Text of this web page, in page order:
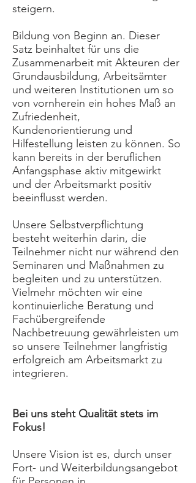
steigern.
Bildung von Beginn an. Dieser
Satz beinhaltet für uns die
Zusammenarbeit mit Akteuren der
Grundausbildung, Arbeitsämter
und weiteren Institutionen um so
von vornherein ein hohes Maß an
Zufriedenheit,
Kundenorientierung und
Hilfestellung leisten zu können. So
kann bereits in der beruflichen
Anfangsphase aktiv mitgewirkt
und der Arbeitsmarkt positiv
beeinflusst werden.
Unsere Selbstverpflichtung
besteht weiterhin darin, die
Teilnehmer nicht nur während den
Seminaren und Maßnahmen zu
begleiten und zu unterstützen.
Vielmehr möchten wir eine
kontinuierliche Beratung und
Fachübergreifende
Nachbetreuung gewährleisten um
so unsere Teilnehmer langfristig
erfolgreich am Arbeitsmarkt zu
integrieren.
Bei uns steht Qualität stets im
Fokus!
Unsere Vision ist es, durch unser
Fort- und Weiterbildungsangebot